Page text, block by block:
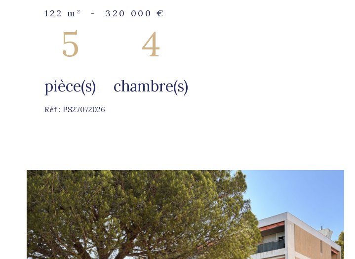
122 m² - 320 000 €
5
pièce(s)
4
chambre(s)
Réf : PS27072026